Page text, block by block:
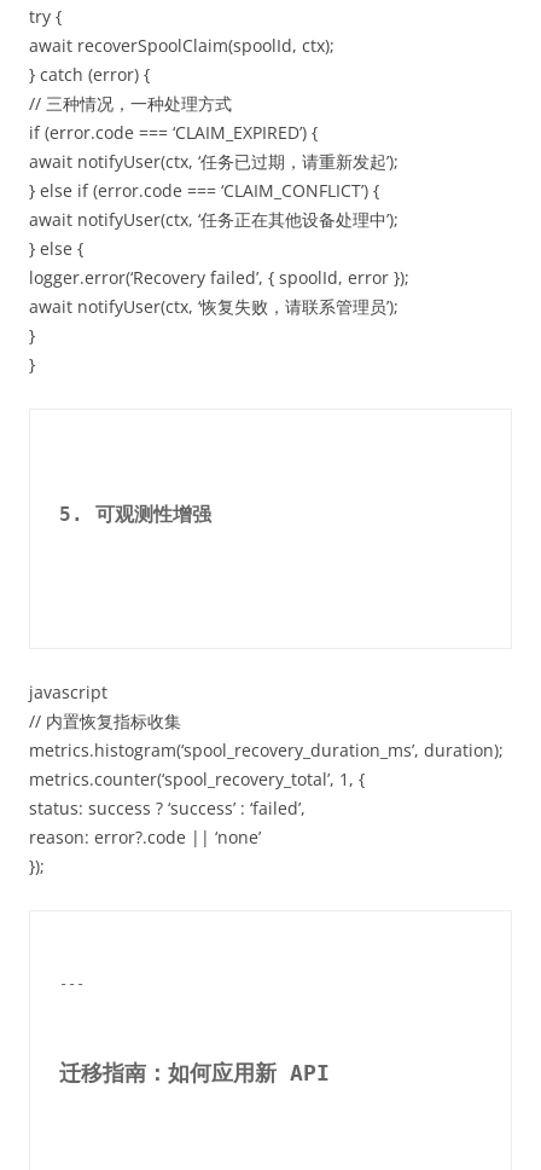
try {
await recoverSpoolClaim(spoolId, ctx);
} catch (error) {
// 三种情况，一种处理方式
if (error.code === ‘CLAIM_EXPIRED’) {
await notifyUser(ctx, ‘任务已过期，请重新发起’);
} else if (error.code === ‘CLAIM_CONFLICT’) {
await notifyUser(ctx, ‘任务正在其他设备处理中’);
} else {
logger.error(‘Recovery failed’, { spoolId, error });
await notifyUser(ctx, ‘恢复失败，请联系管理员’);
}
}
5. 可观测性增强
javascript
// 内置恢复指标收集
metrics.histogram(‘spool_recovery_duration_ms’, duration);
metrics.counter(‘spool_recovery_total’, 1, {
status: success ? ‘success’ : ‘failed’,
reason: error?.code || ‘none’
});
---
迁移指南：如何应用新 API